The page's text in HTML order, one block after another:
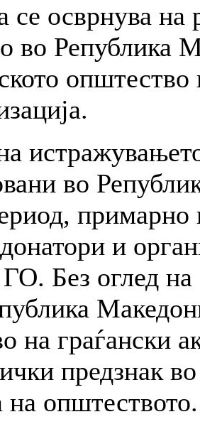
се осврнува на
во Република
во
примарно
и
Без оглед на
на граѓански
предзнак
на општеството.